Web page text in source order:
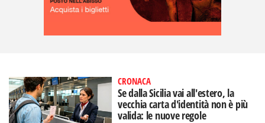
CRONACA
Se dalla Sicilia vai all'estero, la
vecchia carta d'identità non è più
valida: le nuove regole